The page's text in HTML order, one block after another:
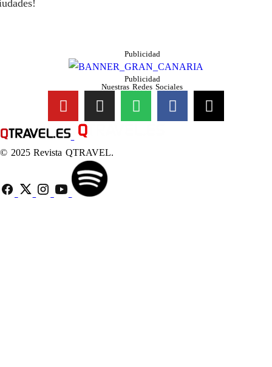
Publicidad
Publicidad
Nuestras Redes Sociales
© 2025 Revista QTRAVEL.